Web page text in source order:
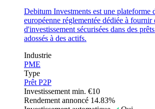
Debitum Investments est une plateforme
européenne réglementée dédiée à fournir
d'investissement sécurisées dans des
adossés à des actifs.
Industrie
PME
Type
Prêt P2P
Investissement min. €10
Rendement annoncé 14.83%